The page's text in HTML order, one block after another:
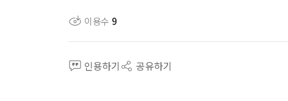
이용수 9
인용하기 공유하기